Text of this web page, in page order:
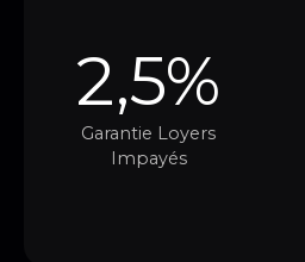
2,5%
Garantie Loyers
Impayés